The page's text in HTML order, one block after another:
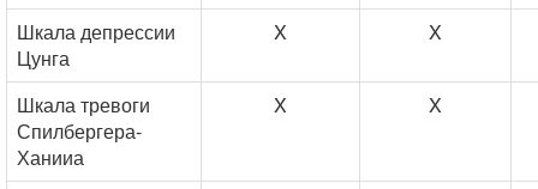
Шкала депрессии
Цунга
X X
Шкала тревоги
Спилбергера-
Ханииа
X X